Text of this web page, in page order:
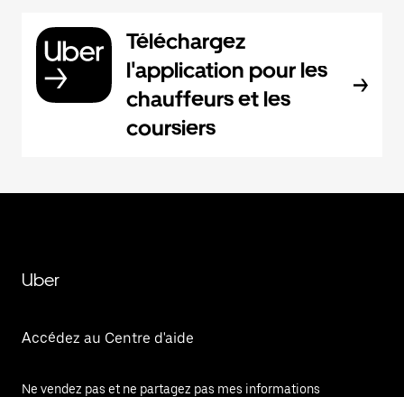
Téléchargez
l'application pour les
chauffeurs et les
coursiers
Uber
Accédez au Centre d'aide
Ne vendez pas et ne partagez pas mes informations